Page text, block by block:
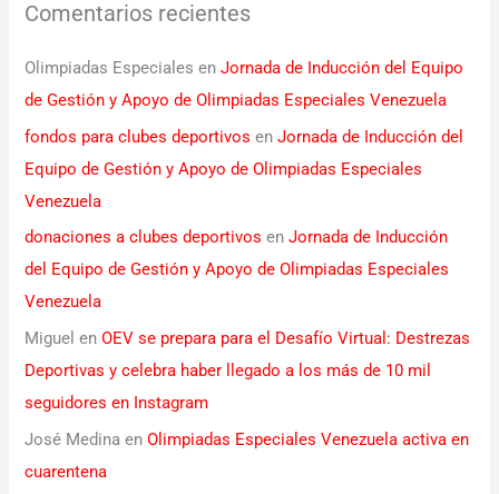
Comentarios recientes
Olimpiadas Especiales enJornada de Inducción del Equipo
de Gestión y Apoyo de Olimpiadas Especiales Venezuela
fondos para clubes deportivos enJornada de Inducción del
Equipo de Gestión y Apoyo de Olimpiadas Especiales
Venezuela
donaciones a clubes deportivos enJornada de Inducción
del Equipo de Gestión y Apoyo de Olimpiadas Especiales
Venezuela
Miguel enOEV se prepara para el Desafío Virtual: Destrezas
Deportivas y celebra haber llegado a los más de 10 mil
seguidores en Instagram
José Medina enOlimpiadas Especiales Venezuela activa en
cuarentena